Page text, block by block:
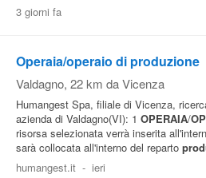
3 giorni fa
Operaia/operaio di produzione
Valdagno, 22 km da Vicenza
Humangest Spa, filiale di Vicenza,
azienda di Valdagno(VI): 1 OPERAIA/
risorsa selezionata verrà inserita
sarà collocata all'interno del reparto
humangest.it - ieri